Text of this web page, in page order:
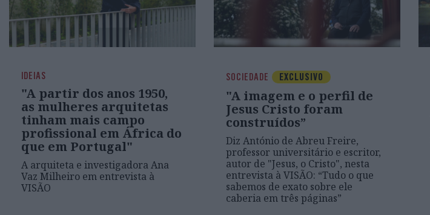
IDEIAS
"A partir dos anos 1950,
as mulheres arquitetas
tinham mais campo
profissional em África do
que em Portugal"
A arquiteta e investigadora Ana
Vaz Milheiro em entrevista à
VISÃO
SOCIEDADE EXCLUSIVO
"A imagem e o perfil de
Jesus Cristo foram
construídos”
Diz António de Abreu Freire,
professor universitário e escritor,
autor de "Jesus, o Cristo", nesta
entrevista à VISÃO: “Tudo o que
sabemos de exato sobre ele
caberia em três páginas”